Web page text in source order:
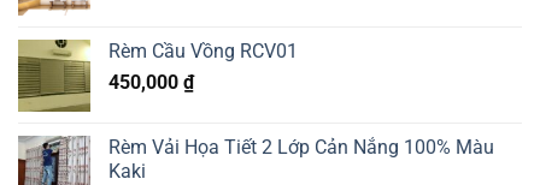
Rèm Cầu Vồng RCV01
450,000 ₫
Rèm Vải Họa Tiết 2 Lớp Cản Nắng 100% Màu
Kaki